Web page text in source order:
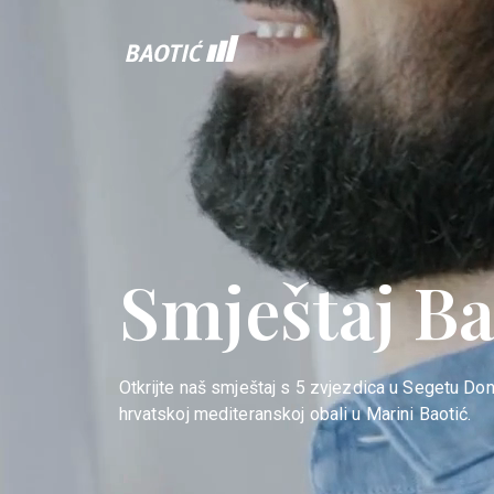
Smještaj
Otkrijte naš smještaj s 5 zvjezdica u Segetu
hrvatskoj mediteranskoj obali u Marini Baotić.